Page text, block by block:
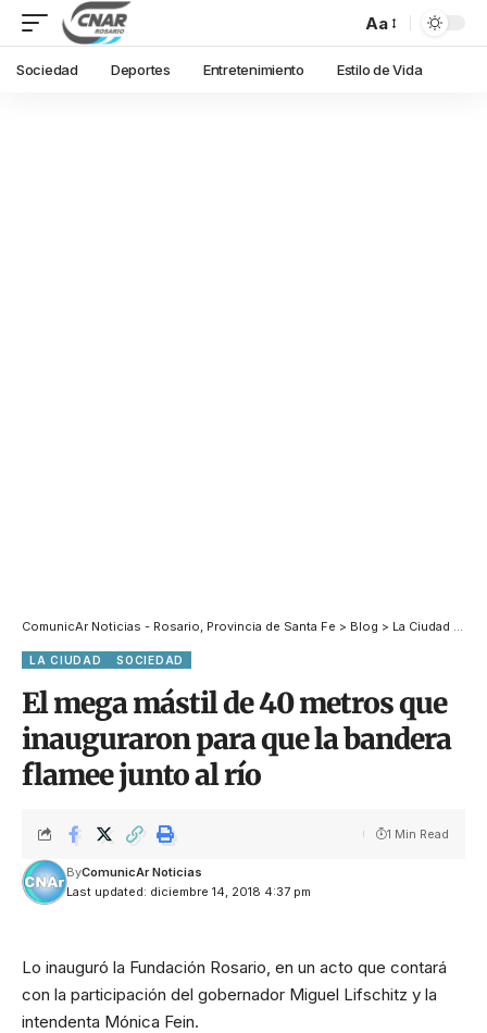
Aa
Sociedad Deportes Entretenimiento Estilo de Vida
ComunicAr Noticias - Rosario, Provincia de Santa Fe > Blog > La Ciudad
LA CIUDAD SOCIEDAD
El mega mástil de 40 metros que
inauguraron para que la bandera
flamee junto al río
Last updated: diciembre 14, 2018 4:37 pm
ByComunicAr Noticias
1 Min Read
Lo inauguró la Fundación Rosario, en un acto que contará
con la participación del gobernador Miguel Lifschitz y la
intendenta Mónica Fein.